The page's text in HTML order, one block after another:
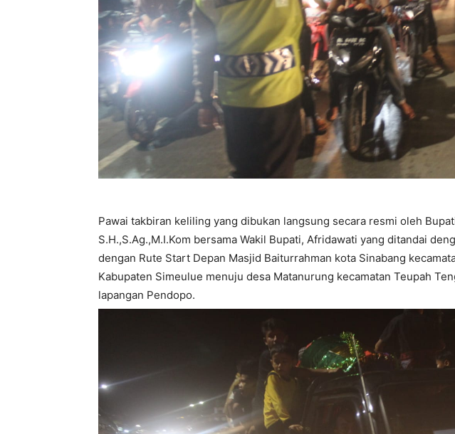
Pawai takbiran keliling yang dibukan langsung secara resmi oleh
S.H.,S.Ag.,M.I.Kom bersama Wakil Bupati, Afridawati yang ditandai
dengan Rute Start Depan Masjid Baiturrahman kota Sinabang
Kabupaten Simeulue menuju desa Matanurung kecamatan Teupah
lapangan Pendopo.